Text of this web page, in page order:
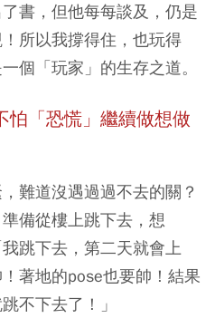
書，但他每每談及，仍是
所以我撐得住，也玩得
個「玩家」的生存之道。
怕「恐慌」繼續做想做
難道沒遇過過不去的關？
備從樓上跳下去，想
跳下去，第二天就會上
著地的pose也要帥！結果
不下去了！」